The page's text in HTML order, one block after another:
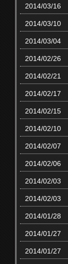
2014/03/16
2014/03/10
2014/03/04
2014/02/26
2014/02/21
2014/02/17
2014/02/15
2014/02/10
2014/02/07
2014/02/06
2014/02/03
2014/02/03
2014/01/28
2014/01/27
2014/01/27